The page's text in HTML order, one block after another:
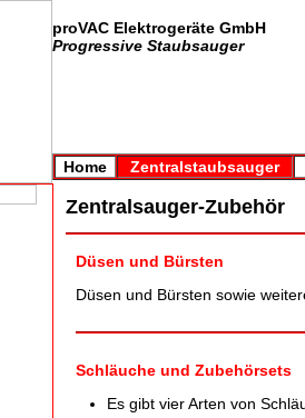
proVAC Elektrogeräte GmbH
Progressive Staubsauger
Home Zentralstaubsauger
Zentralsauger-Zubehör
Düsen und Bürsten
Düsen und Bürsten sowie
Schläuche und Zubehörsets
Es gibt vier Arten von